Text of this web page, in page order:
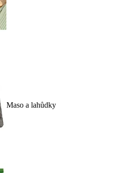
Maso a lahůdky